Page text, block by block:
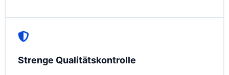
Strenge Qualitätskontrolle